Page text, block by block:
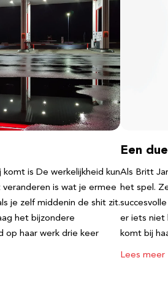
is De werkelijkheid kun
is wat je ermee
je zelf middenin de shit zit.
het bijzondere
op haar werk drie keer
Een
Als Britt
het spel.
er iets niet
komt bij
Lees meer